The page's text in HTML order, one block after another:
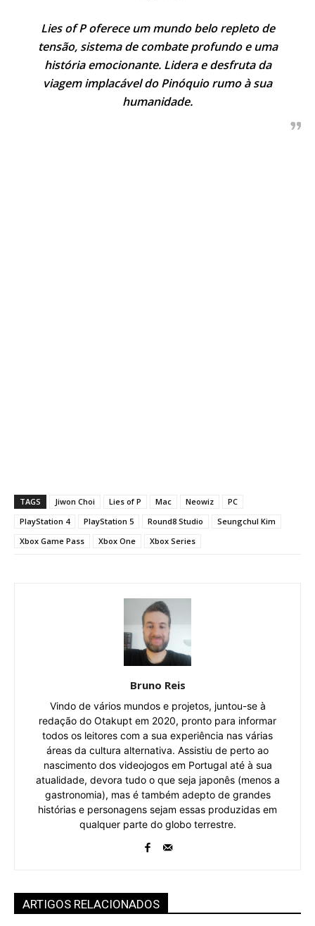
Lies of P oferece um mundo belo repleto de
tensão, sistema de combate profundo e uma
história emocionante. Lidera e desfruta da
viagem implacável do Pinóquio rumo à sua
humanidade.
TAGS Jiwon Choi Lies of P Mac Neowiz
PC
PlayStation 4
PlayStation 5 Round8 Studio
Seungchul Kim
Xbox Game Pass
Xbox One Xbox Series
Bruno Reis
Vindo de vários mundos e projetos, juntou-se à
redação do Otakupt em 2020, pronto para informar
todos os leitores com a sua experiência nas várias
áreas da cultura alternativa. Assistiu de perto ao
nascimento dos videojogos em Portugal até à sua
atualidade, devora tudo o que seja japonês (menos a
gastronomia), mas é também adepto de grandes
histórias e personagens sejam essas produzidas em
qualquer parte do globo terrestre.
ARTIGOS RELACIONADOS